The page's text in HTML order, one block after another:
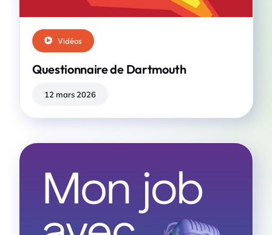
Vidéos
Questionnaire de Dartmouth
12 mars 2026